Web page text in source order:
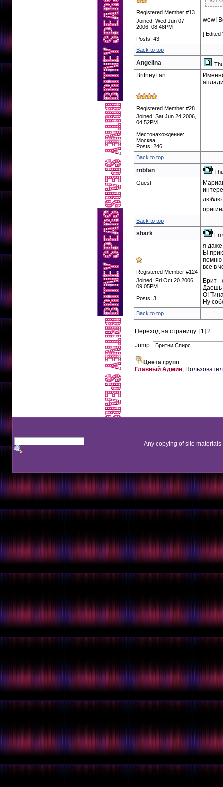
Registered Member #13
Joined: Wed Jun 07
2006, 08:48PM
Posts: 43
wow!
[ Edited
Back to top
Angelina
BritneyFan
Registered Member #28
Joined: Sat Jun 24 2006,
04:52PM
Местонахождение:
Москва
Posts: 246
Back to top
rnbfan
Guest
люблю
Back to top
shark Fri
Registered Member #124
Joined: Fri Oct 20 2006,
09:05PM
Posts: 3
я даже
Ы
помню
все в
Брит -
Даешь
О!
Ну
Back to top
Переход на страницу [1] 2
Jump:
Цвета групп:
Главный Админ,
Any copying of site